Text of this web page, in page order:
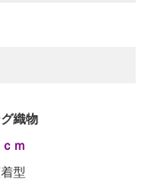
織物
ｍ
型